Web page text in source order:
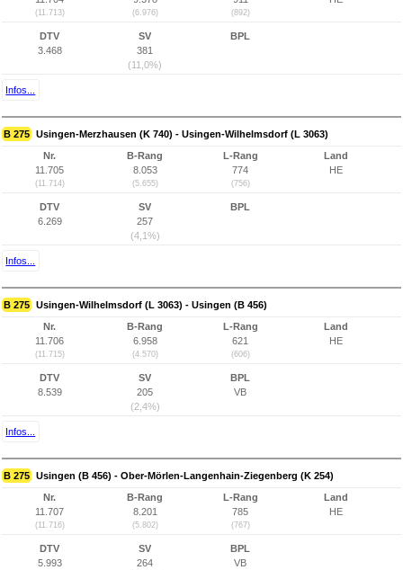
(11.713) (6.976) (892)
DTV
3.468
SV
381
(11,0%)
BPL
Infos...
B 275 Usingen-Merzhausen (K 740) - Usingen-Wilhelmsdorf (L 3063)
Nr.
11.705
(11.714)
B-Rang
8.053
(5.655)
L-Rang
774
(756)
Land
HE
DTV
6.269
SV
257
(4,1%)
BPL
Infos...
B 275 Usingen-Wilhelmsdorf (L 3063) - Usingen (B 456)
Nr.
11.706
(11.715)
B-Rang
6.958
(4.570)
L-Rang
621
(606)
Land
HE
DTV
8.539
SV
205
(2,4%)
BPL
VB
Infos...
B 275 Usingen (B 456) - Ober-Mörlen-Langenhain-Ziegenberg (K 254)
Nr.
11.707
(11.716)
B-Rang
8.201
(5.802)
L-Rang
785
(767)
Land
HE
DTV
5.993
SV
264
BPL
VB